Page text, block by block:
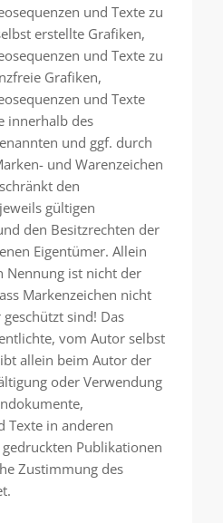
und Texte zu
erstellte Grafiken,
und Texte zu
Grafiken,
und Texte
innerhalb des
und ggf. durch
und Warenzeichen
den
gültigen
den Besitzrechten der
Eigentümer. Allein
Nennung ist nicht der
Markenzeichen nicht
sind! Das
vom Autor selbst
allein beim Autor der
oder Verwendung
Texte in anderen
Publikationen
Zustimmung des